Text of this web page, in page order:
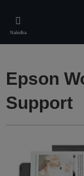
main
content
Nabídka
Epson
Support